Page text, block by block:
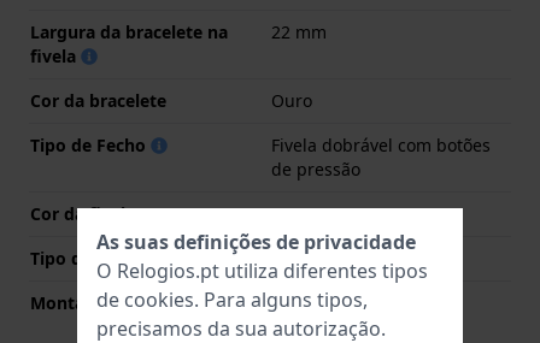
Largura da bracelete na
fivela
22 mm
Cor da bracelete
Ouro
Tipo de Fecho
Fivela dobrável com botões
de pressão
Cor da fivela
Ouro
Tipo de montagem
Pinos de pressão
Montagem Reta
Não
As suas definições de privacidade
O Relogios.pt utiliza diferentes tipos
de cookies. Para alguns tipos,
precisamos da sua autorização.